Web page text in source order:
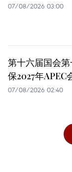
07/08/2026 03:00
第十六届国会
保2027年APEC
07/08/2026 02:40